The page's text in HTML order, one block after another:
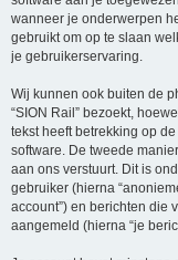
wanneer je onderwerpen
gebruikt om op te slaan
je gebruikerservaring.
Wij kunnen ook buiten de
“SION Rail” bezoekt,
tekst heeft betrekking op
software. De tweede
aan ons verstuurt. Dit is
gebruiker (hierna
account”) en berichten die
aangemeld (hierna “je